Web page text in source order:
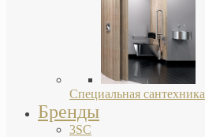
Специальная сантехника
Бренды
3SC